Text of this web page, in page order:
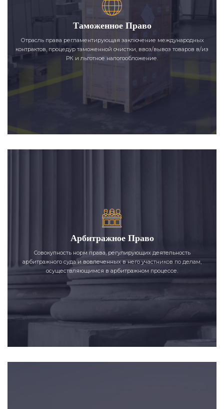
Таможенное Право
Отрасль права регламентирующая заключение международных
контрактов, процедур таможенной очистки, ввоз/вывоз товаров в/из
РК и льготное налогообложение.
Арбитражное Право
Совокупность норм права, регулирующих деятельность
арбитражного суда и вовлеченных в него участников по делам,
осуществляющимся в арбитражном процессе.